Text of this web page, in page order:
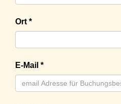
Ort *
E-Mail *